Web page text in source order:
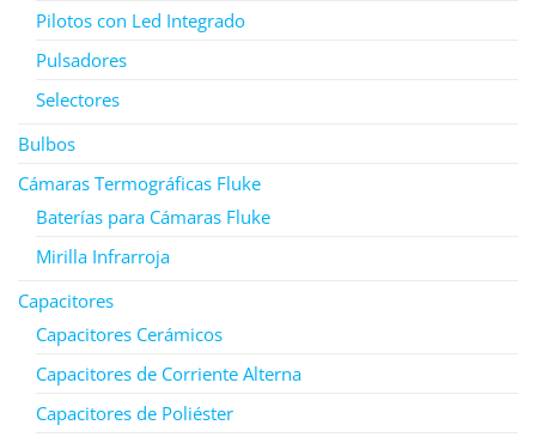
Pilotos con Led Integrado
Pulsadores
Selectores
Bulbos
Cámaras Termográficas Fluke
Baterías para Cámaras Fluke
Mirilla Infrarroja
Capacitores
Capacitores Cerámicos
Capacitores de Corriente Alterna
Capacitores de Poliéster